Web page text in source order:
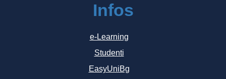
Infos
e-Learning
Studenti
EasyUniBg